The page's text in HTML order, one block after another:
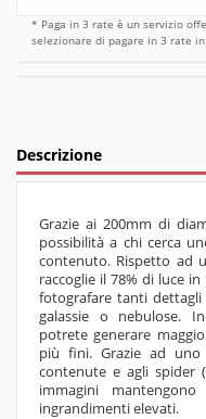
* Paga in 3 rate è un servizio
selezionare di pagare in 3 rate in
Descrizione
Grazie ai 200mm di
possibilità a chi cerca
contenuto. Rispetto ad
raccoglie il 78% di luce
fotografare tanti
galassie o nebulose.
potrete generare
più fini. Grazie ad uno
contenute e agli spider
immagini
ingrandimenti elevati.